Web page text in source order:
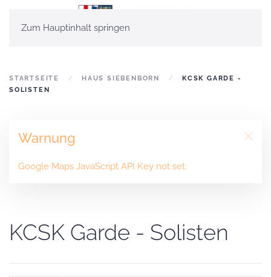
Zum Hauptinhalt springen
STARTSEITE HAUS SIEBENBORN
KCSK GARDE -
SOLISTEN
Warnung
Google Maps JavaScript API Key not set.
KCSK Garde - Solisten